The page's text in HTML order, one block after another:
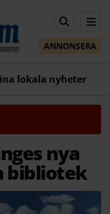
ANNONSERA
lokala nyheter
nya
bibliotek